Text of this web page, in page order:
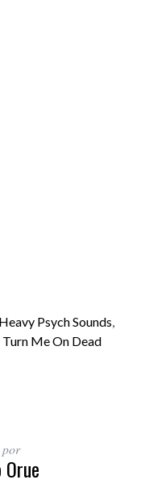
Heavy Psych Sounds
Turn Me On Dead
Orue